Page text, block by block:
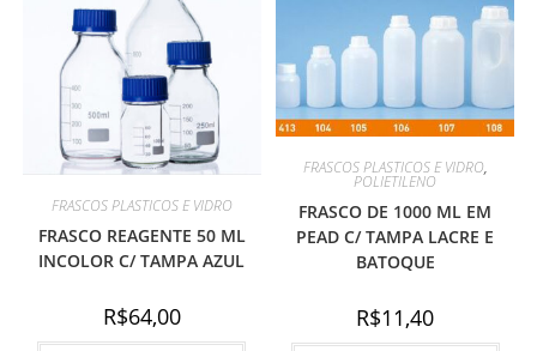
FRASCOS PLASTICOS E VIDRO
FRASCO REAGENTE 50 ML
INCOLOR C/ TAMPA AZUL
R$64,00
FRASCOS PLASTICOS E VIDRO,
POLIETILENO
FRASCO DE 1000 ML EM
PEAD C/ TAMPA LACRE E
BATOQUE
R$11,40